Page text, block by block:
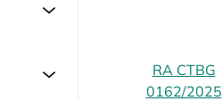
RA CTBG
0162/2025